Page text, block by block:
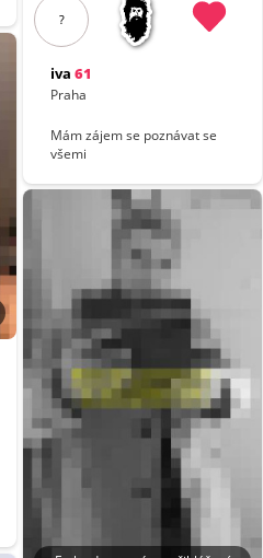
?
iva 61
Praha
Mám zájem se poznávat se
všemi